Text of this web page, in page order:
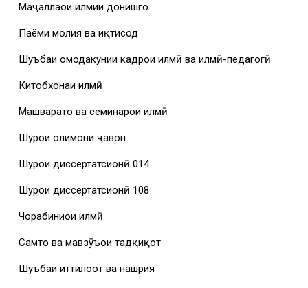
Маҷаллаҳои илмии донишгоҳ
Паёми молия ва иқтисод
Шуъбаи омодакунии кадрҳои илмӣ ва илмӣ-педагогӣ
Китобхонаи илмӣ
Машваратҳо ва семинарҳои илмӣ
Шурои олимони ҷавон
Шурои диссертатсионӣ 014
Шурои диссертатсионӣ 108
Чорабиниҳои илмӣ
Самтҳо ва мавзӯъҳои тадқиқот
Шуъбаи иттилоот ва нашрия